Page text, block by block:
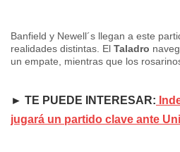
Banfield y Newell´s llegan a este
realidades distintas. El Taladro
un empate, mientras que los
► TE PUEDE INTERESAR:
jugará un partido clave ante